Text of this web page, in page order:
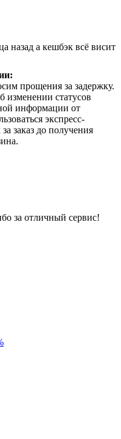
назад а кешбэк всё висит
прощения за задержку.
статусов
информации от
экспресс-
заказ до получения
за отличный сервис!